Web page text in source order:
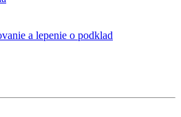
a lepenie o podklad